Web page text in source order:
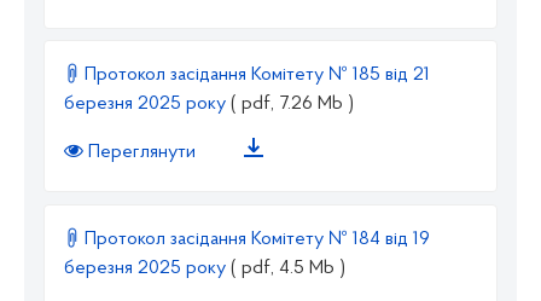
Протокол засідання Комітету № 185 від 21
березня 2025 року ( pdf, 7.26 Mb )
Переглянути
Протокол засідання Комітету № 184 від 19
березня 2025 року ( pdf, 4.5 Mb )